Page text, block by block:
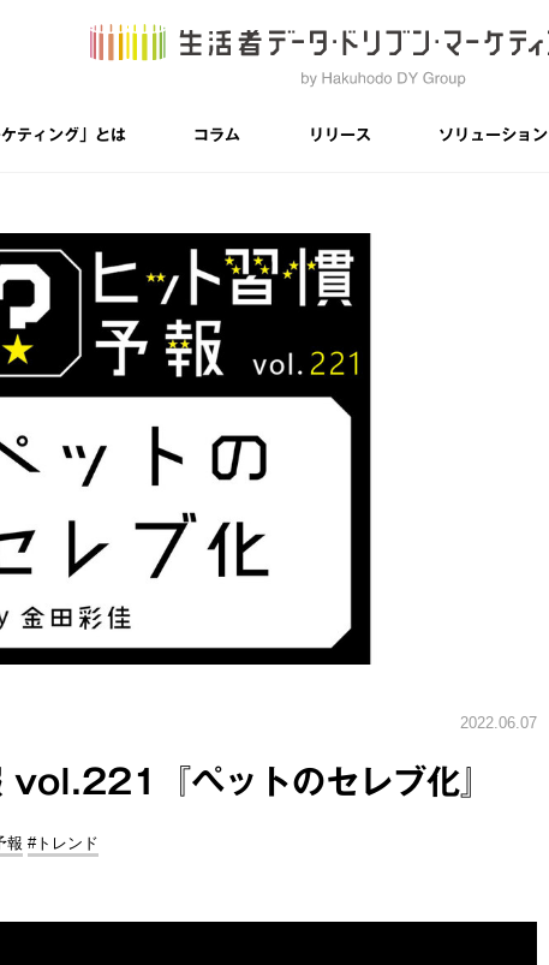
ティング」とは コラム リリース ソリューション
2022.06.07
vol.221『ペットのセレブ化』
報 #トレンド